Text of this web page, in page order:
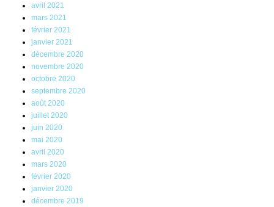
avril 2021
mars 2021
février 2021
janvier 2021
décembre 2020
novembre 2020
octobre 2020
septembre 2020
août 2020
juillet 2020
juin 2020
mai 2020
avril 2020
mars 2020
février 2020
janvier 2020
décembre 2019